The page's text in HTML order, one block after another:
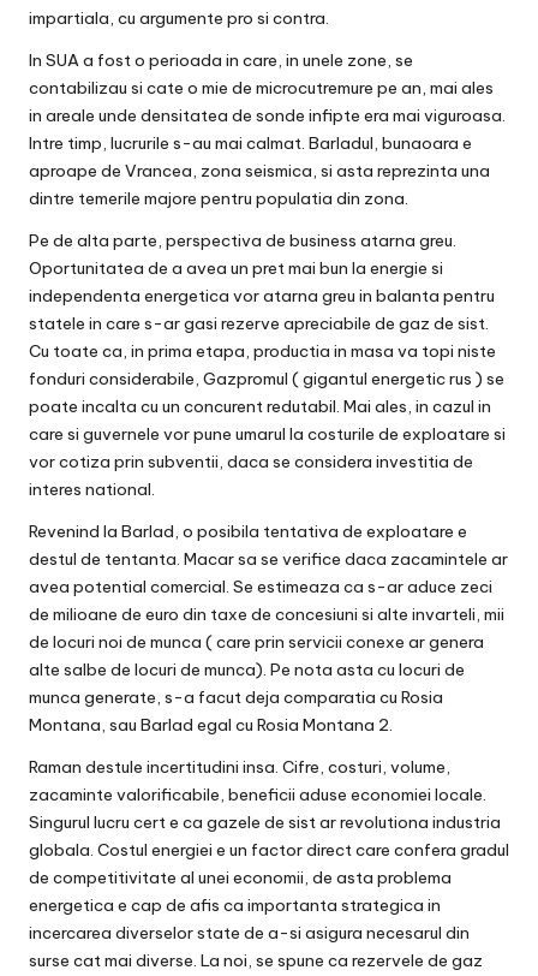
impartiala, cu argumente pro si contra.
In SUA a fost o perioada in care, in unele zone, se
contabilizau si cate o mie de microcutremure pe an, mai ales
in areale unde densitatea de sonde infipte era mai viguroasa.
Intre timp, lucrurile s-au mai calmat. Barladul, bunaoara e
aproape de Vrancea, zona seismica, si asta reprezinta una
dintre temerile majore pentru populatia din zona.
Pe de alta parte, perspectiva de business atarna greu.
Oportunitatea de a avea un pret mai bun la energie si
independenta energetica vor atarna greu in balanta pentru
statele in care s-ar gasi rezerve apreciabile de gaz de sist.
Cu toate ca, in prima etapa, productia in masa va topi niste
fonduri considerabile, Gazpromul ( gigantul energetic rus ) se
poate incalta cu un concurent redutabil. Mai ales, in cazul in
care si guvernele vor pune umarul la costurile de exploatare si
vor cotiza prin subventii, daca se considera investitia de
interes national.
Revenind la Barlad, o posibila tentativa de exploatare e
destul de tentanta. Macar sa se verifice daca zacamintele ar
avea potential comercial. Se estimeaza ca s-ar aduce zeci
de milioane de euro din taxe de concesiuni si alte invarteli, mii
de locuri noi de munca ( care prin servicii conexe ar genera
alte salbe de locuri de munca). Pe nota asta cu locuri de
munca generate, s-a facut deja comparatia cu Rosia
Montana, sau Barlad egal cu Rosia Montana 2.
Raman destule incertitudini insa. Cifre, costuri, volume,
zacaminte valorificabile, beneficii aduse economiei locale.
Singurul lucru cert e ca gazele de sist ar revolutiona industria
globala. Costul energiei e un factor direct care confera gradul
de competitivitate al unei economii, de asta problema
energetica e cap de afis ca importanta strategica in
incercarea diverselor state de a-si asigura necesarul din
surse cat mai diverse. La noi, se spune ca rezervele de gaz